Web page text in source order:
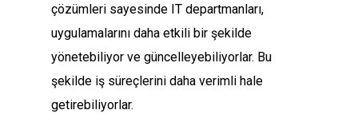
çözümleri sayesinde IT departmanları,
uygulamalarını daha etkili bir şekilde
yönetebiliyor ve güncelleyebiliyorlar. Bu
şekilde iş süreçlerini daha verimli hale
getirebiliyorlar.